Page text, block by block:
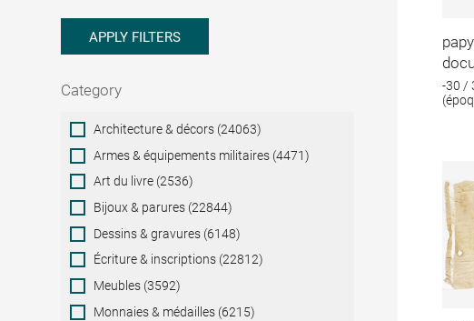
APPLY FILTERS
Category
Category
Architecture & décors (24063)
Armes & équipements militaires (4471)
Art du livre (2536)
Bijoux & parures (22844)
Dessins & gravures (6148)
Écriture & inscriptions (22812)
Meubles (3592)
Monnaies & médailles (6215)
-30 /